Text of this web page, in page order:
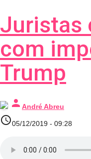
Juristas
com
Trump
person André Abreu
access_time05/12/2019 - 09:28